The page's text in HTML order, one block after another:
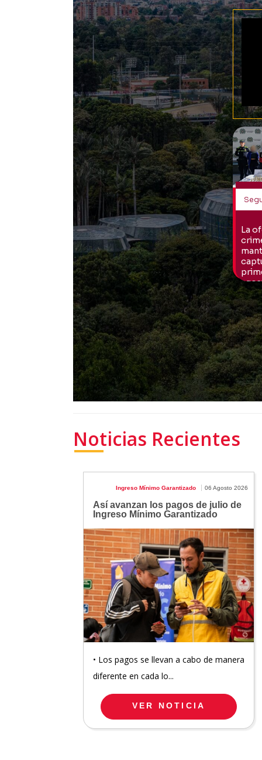
Noticias Recientes
Ingreso Mínimo Garantizado 06 Agosto 2026
Así avanzan los pagos de julio de
Ingreso Mínimo Garantizado
• Los pagos se llevan a cabo de manera
diferente en cada lo...
VER NOTICIA